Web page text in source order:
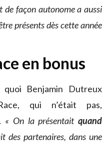
façon autonome a aussi
présents dès cette année
en bonus
Benjamin Dutreux
qui n’était pas,
« On la présentaitquand
des partenaires, dans une